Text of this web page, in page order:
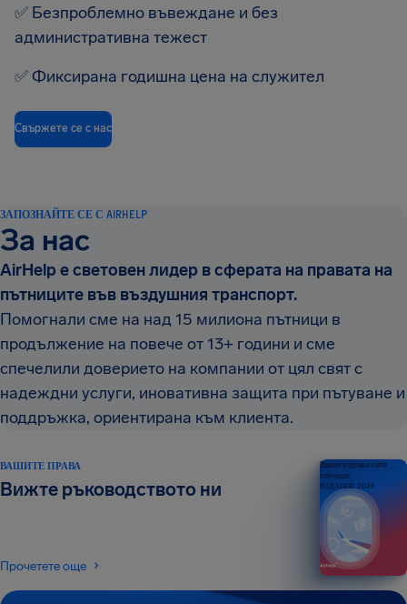
✅ Безпроблемно въвеждане и без
административна тежест
✅Фиксирана годишна цена на служител
Свържете се с нас
ЗАПОЗНАЙТЕ СЕ С AIRHELP
За нас
AirHelp е световен лидер в сферата на правата на
пътниците във въздушния транспорт.
Помогнали сме на над 15 милиона пътници в
продължение на повече от 13+ години и сме
спечелили доверието на компании от цял свят с
надеждни услуги, иновативна защита при пътуване и
поддръжка, ориентирана към клиента.
ВАШИТЕ ПРАВА
Вижте ръководството ни
Прочетете още
Вашите права като
пътници
ИЗДАНИЕ 2026